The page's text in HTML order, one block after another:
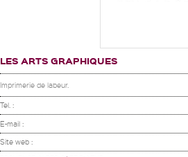
LES ARTS GRAPHIQUES
Imprimerie de labeur.
Tel. :
E-mail :
Site web :